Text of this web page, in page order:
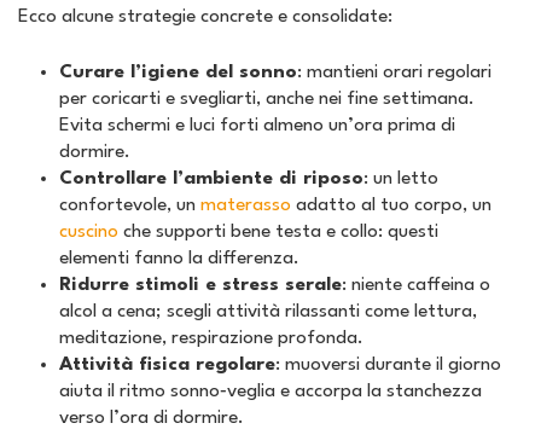
Ecco alcune strategie concrete e consolidate:
Curare l’igiene del sonno: mantieni orari regolari
per coricarti e svegliarti, anche nei fine settimana.
Evita schermi e luci forti almeno un’ora prima di
dormire.
Controllare l’ambiente di riposo: un letto
confortevole, un materasso adatto al tuo corpo, un
cuscino che supporti bene testa e collo: questi
elementi fanno la differenza.
Ridurre stimoli e stress serale: niente caffeina o
alcol a cena; scegli attività rilassanti come lettura,
meditazione, respirazione profonda.
Attività fisica regolare: muoversi durante il giorno
aiuta il ritmo sonno‑veglia e accorpa la stanchezza
verso l’ora di dormire.